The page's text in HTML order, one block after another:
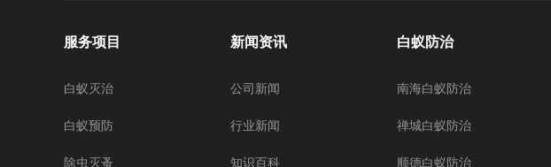
服务项目
白蚁灭治
白蚁预防
除虫灭蚤
新闻资讯
公司新闻
行业新闻
知识百科
白蚁防治
南海白蚁防治
禅城白蚁防治
顺德白蚁防治